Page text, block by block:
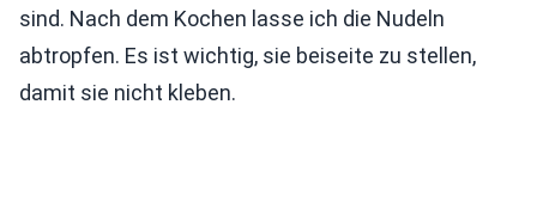
sind. Nach dem Kochen lasse ich die Nudeln
abtropfen. Es ist wichtig, sie beiseite zu stellen,
damit sie nicht kleben.